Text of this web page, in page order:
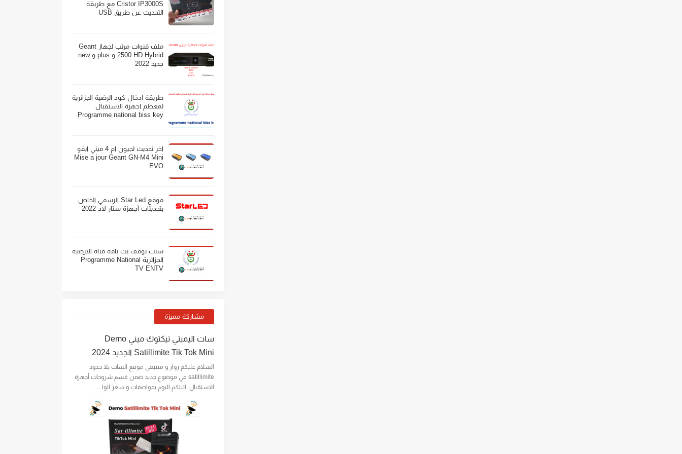
Cristor IP3000S مع طريقة
التحديث عن طريق USB
ملف قنوات مرتب لجهاز Geant
2500 HD Hybrid و plus و new
جديد 2022
طريقة ادخال كود الرضية الجزائرية
لمعظم اجهزة الاستقبال
Programme national biss key
اخر تحديث لجيون ام 4 ميني ايفو
Mise a jour Geant GN-M4 Mini
EVO
موقع Star Led الرسمي الخاص
بتحديثات أجهزة ستار لاد 2022
سبب توقف بث باقة قناة الارضية
الجزائرية Programme National
TV ENTV
مشاركة مميزة
سات اليميتي تيكتوك ميني Demo
Satillimite Tik Tok Mini الجديد 2024
السلام عليكم زوار و متتبعي موقع السات بلا حدود
satillimite في موضوع جديد ضمن قسم شروحات أجهزة
الاستقبال اتيتكم اليوم بمواصفات و سعر الوا…